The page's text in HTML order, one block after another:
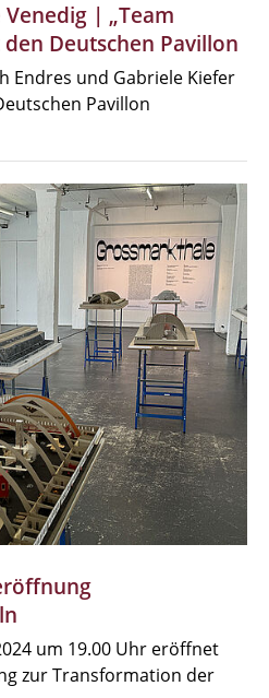
| „Team
Deutschen Pavillon
Endres und Gabriele Kiefer
Pavillon
um 19.00 Uhr eröffnet
zur Transformation der